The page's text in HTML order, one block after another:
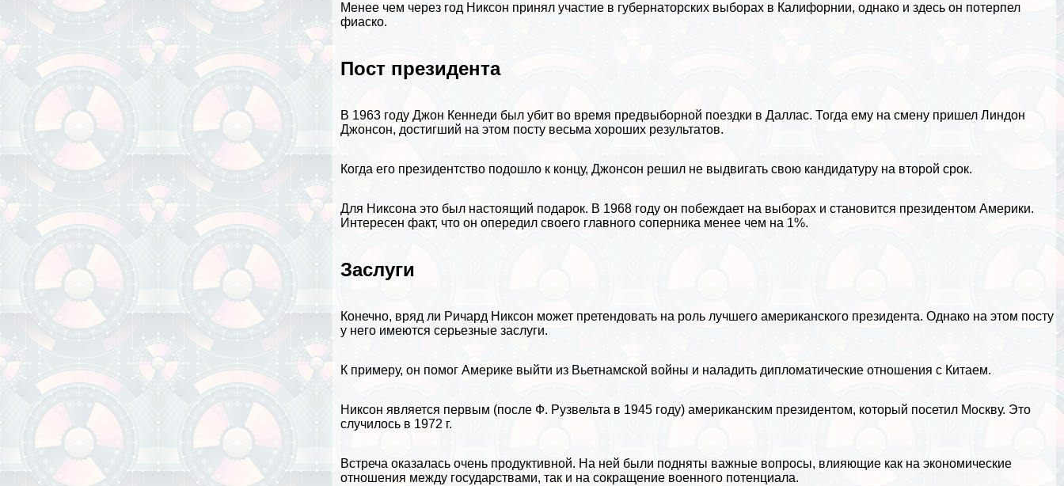
Менее чем через год Никсон принял участие в губернаторских выборах в Калифорнии, однако и здесь он потерпел
фиаско.
Пост президента
В 1963 году Джон Кеннеди был убит во время предвыборной поездки в Даллас. Тогда ему на смену пришел Линдон
Джонсон, достигший на этом посту весьма хороших результатов.
Когда его президентство подошло к концу, Джонсон решил не выдвигать свою кандидатуру на второй срок.
Для Никсона это был настоящий подарок. В 1968 году он побеждает на выборах и становится президентом Америки.
Интересен факт, что он опередил своего главного соперника менее чем на 1%.
Заслуги
Конечно, вряд ли Ричард Никсон может претендовать на роль лучшего американского президента. Однако на этом посту
у него имеются серьезные заслуги.
К примеру, он помог Америке выйти из Вьетнамской войны и наладить дипломатические отношения с Китаем.
Никсон является первым (после Ф. Рузвельта в 1945 году) американским президентом, который посетил Москву. Это
случилось в 1972 г.
Встреча оказалась очень продуктивной. На ней были подняты важные вопросы, влияющие как на экономические
отношения между государствами, так и на сокращение военного потенциала.